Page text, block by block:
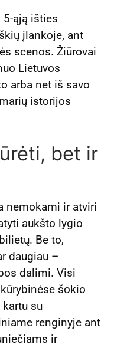
ąją išties
įlankoje, ant
scenos. Žiūrovai
Lietuvos
arba net iš savo
istorijos
bet ir
nemokami ir atviri
aukšto lygio
Be to,
daugiau –
dalimi. Visi
šokio
su
renginyje ant
ir